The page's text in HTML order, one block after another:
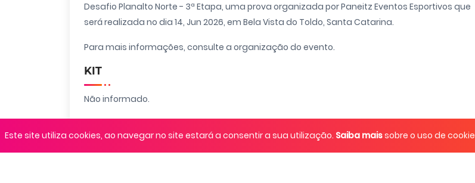
Desafio Planalto Norte - 3ª Etapa, uma prova organizada por Paneitz Eventos Esportivos que
será realizada no dia 14, Jun 2026, em Bela Vista do Toldo, Santa Catarina.
Para mais informações, consulte a organização do evento.
KIT
Não informado.
Bela Vista do Toldo, Santa Catarina
Este site utiliza cookies, ao navegar no site estará a consentir a sua utilização. Saiba maissobre o uso de cookie